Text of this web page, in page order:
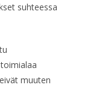
suhteessa
muuten